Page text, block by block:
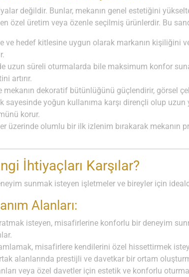
değildir. Bunlar, mekanın genel estetiğini
özel üretim veya özenle seçilmiş ürünlerdir. Bu
ve hedef kitlesine uygun olarak markanın kişiliğini
uzun süreli oturmalarda bile maksimum konfor
artırır.
dekoratif bütünlüğünü güçlendirir, görsel
yoğun kullanıma karşı dirençli olup uzun
korur.
üzerinde olumlu bir ilk izlenim bırakarak mekanın
İhtiyaçları Karşılar?
sunmak isteyen işletmeler ve bireyler için
Alanları:
isteyen, misafirlerine konforlu bir deneyim
misafirlere kendilerini özel hissettirmek
alanlarında prestijli ve davetkar bir ortam
veya özel davetler için estetik ve konforlu